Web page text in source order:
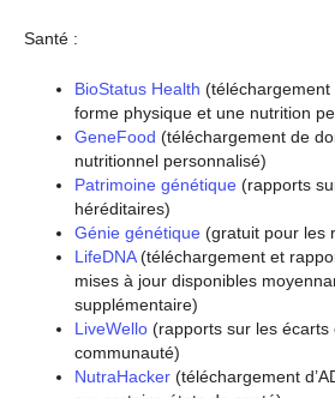
Santé :
BioStatus Health (téléchargement
forme physique et une nutrition
GeneFood (téléchargement de
nutritionnel personnalisé)
Patrimoine génétique (rapports
héréditaires)
Génie génétique (gratuit pour les
LifeDNA(téléchargement et
mises à jour disponibles
supplémentaire)
LiveWello (rapports sur les écarts
communauté)
NutraHacker (téléchargement